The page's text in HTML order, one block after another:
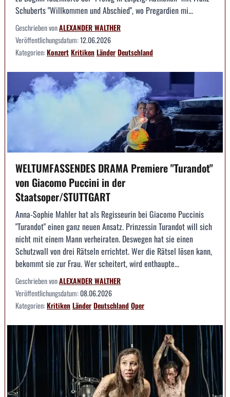
Schuberts "Willkommen und Abschied", wo Pregardien mi...
Geschrieben vonALEXANDER WALTHER
Veröffentlichungsdatum:12.06.2026
Kategorien:KonzertKritikenLänderDeutschland
WELTUMFASSENDES DRAMA Premiere "Turandot"
von Giacomo Puccini in der
Staatsoper/STUTTGART
Anna-Sophie Mahler hat als Regisseurin bei Giacomo Puccinis
"Turandot" einen ganz neuen Ansatz. Prinzessin Turandot will sich
nicht mit einem Mann verheiraten. Deswegen hat sie einen
Schutzwall von drei Rätseln errichtet. Wer die Rätsel lösen kann,
bekommt sie zur Frau. Wer scheitert, wird enthaupte...
Geschrieben vonALEXANDER WALTHER
Veröffentlichungsdatum:08.06.2026
Kategorien:KritikenLänderDeutschlandOper